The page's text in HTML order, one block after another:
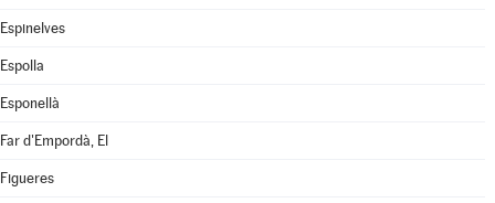
Espinelves
Espolla
Esponellà
Far d'Empordà, El
Figueres